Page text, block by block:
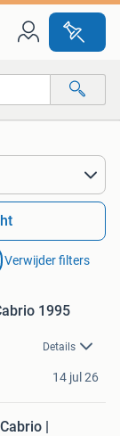
Verwijder filters
1995
Details
14 jul 26
|